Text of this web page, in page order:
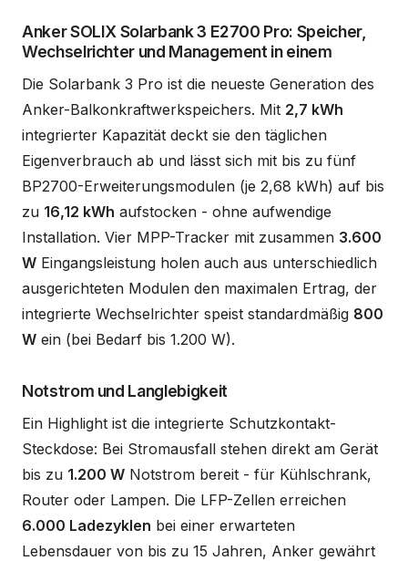
Anker SOLIX Solarbank 3 E2700 Pro: Speicher,
Wechselrichter und Management in einem
Die Solarbank 3 Pro ist die neueste Generation des
Anker-Balkonkraftwerkspeichers. Mit 2,7 kWh
integrierter Kapazität deckt sie den täglichen
Eigenverbrauch ab und lässt sich mit bis zu fünf
BP2700-Erweiterungsmodulen (je 2,68 kWh) auf bis
zu 16,12 kWh aufstocken - ohne aufwendige
Installation. Vier MPP-Tracker mit zusammen 3.600
W Eingangsleistung holen auch aus unterschiedlich
ausgerichteten Modulen den maximalen Ertrag, der
integrierte Wechselrichter speist standardmäßig 800
W ein (bei Bedarf bis 1.200 W).
Notstrom und Langlebigkeit
Ein Highlight ist die integrierte Schutzkontakt-
Steckdose: Bei Stromausfall stehen direkt am Gerät
bis zu 1.200 W Notstrom bereit - für Kühlschrank,
Router oder Lampen. Die LFP-Zellen erreichen
6.000 Ladezyklen bei einer erwarteten
Lebensdauer von bis zu 15 Jahren, Anker gewährt